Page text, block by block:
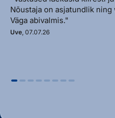
Nõustaja on asjatundlik
Väga abivalmis."
Uve, 07.07.26